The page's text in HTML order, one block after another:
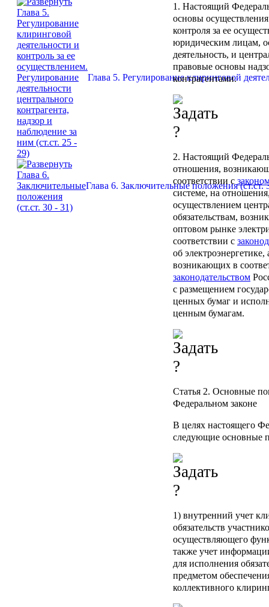
Глава 5. Регулирование клиринговой
Глава 6. Заключительные положения (ст.ст.
1. Настоящий
основы
контроля за ее
юридическим лицам,
деятельность, и
правовые основы
контрагентами.
2. Настоящий
отношения,
соответствии с
системе, на
осуществлением
обязательствам,
оптовом рынке
соответствии с
об
возникающих в
законодательством
с размещением
ценных бумаг и
ценным бумагам.
Статья 2. Основные
Федеральном законе
В целях настоящего
следующие основные
1) внутренний учет
обязательств
осуществляющего
также учет
для исполнения
предметом
коллективного